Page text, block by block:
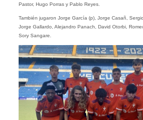
Pastor, Hugo Porras y Pablo Reyes.
También jugaron Jorge García (p), Jorge Casañ,
Jorge Gallardo, Alejandro Panach, David Otorbi,
Sory Sangare.